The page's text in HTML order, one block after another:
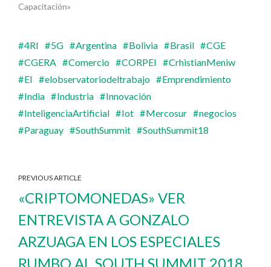
Capacitación»
4RI 5G Argentina Bolivia Brasil
CGE
CGERA
Comercio CORPEI
CrhistianMeniw
EI
elobservatoriodeltrabajo
Emprendimiento
India
Industria
Innovación
InteligenciaArtificial
Iot Mercosur
negocios
Paraguay
SouthSummit SouthSummit18
PREVIOUS ARTICLE
«CRIPTOMONEDAS» VER
ENTREVISTA A GONZALO
ARZUAGA EN LOS ESPECIALES
RUMBO AL SOUTH SUMMIT 2018